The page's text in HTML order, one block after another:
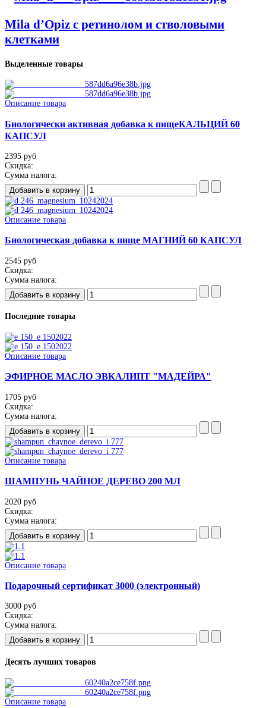
Mila d’Opiz с ретинолом и стволовыми
клетками
Выделенные товары
Описание товара
Биологически активная добавка к пищеКАЛЬЦИЙ 60
КАПСУЛ
2395 руб
Скидка:
Сумма налога:
Описание товара
Биологическая добавка к пище МАГНИЙ 60 КАПСУЛ
2545 руб
Скидка:
Сумма налога:
Последние товары
Описание товара
ЭФИРНОЕ МАСЛО ЭВКАЛИПТ "МАДЕЙРА"
1705 руб
Скидка:
Сумма налога:
Описание товара
ШАМПУНЬ ЧАЙНОЕ ДЕРЕВО 200 МЛ
2020 руб
Скидка:
Сумма налога:
Описание товара
Подарочный сертификат 3000 (электронный)
3000 руб
Скидка:
Сумма налога:
Десять лучших товаров
Описание товара